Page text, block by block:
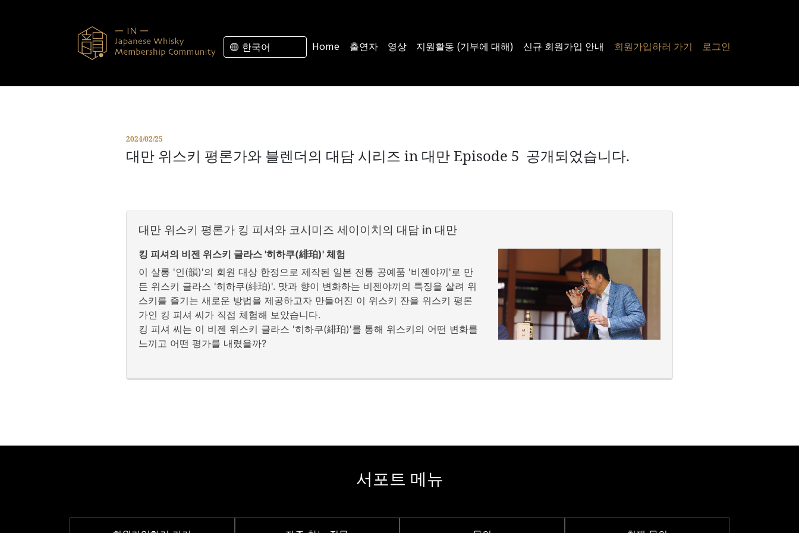
한국어 Home 출연자 영상 지원활동 (기부에 대해) 신규 회원가입 안내 회원가입하러 가기 로그인
2024/02/25
대만 위스키 평론가와 블렌더의 대담 시리즈 in 대만 Episode 5 공개되었습니다.
대만 위스키 평론가 킹 피셔와 코시미즈 세이이치의 대담 in 대만
킹 피셔의 비젠 위스키 글라스 '히하쿠(緋珀)' 체험
이 살롱 '인(韻)'의 회원 대상 한정으로 제작된 일본 전통 공예품 '비젠야끼'로 만
든 위스키 글라스 '히하쿠(緋珀)'. 맛과 향이 변화하는 비젠야끼의 특징을 살려 위
스키를 즐기는 새로운 방법을 제공하고자 만들어진 이 위스키 잔을 위스키 평론
가인 킹 피셔 씨가 직접 체험해 보았습니다.
킹 피셔 씨는 이 비젠 위스키 글라스 '히하쿠(緋珀)'를 통해 위스키의 어떤 변화를
느끼고 어떤 평가를 내렸을까?
서포트 메뉴